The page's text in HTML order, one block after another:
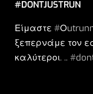
#DONTJUSTRUN
Είμαστε
ξεπερνάμε τον
καλύτεροι. ..